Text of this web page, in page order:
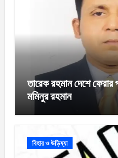
তারেক রহমান দেশে
মমিনুর রহমান
বিহার ও উড়িষ্যা